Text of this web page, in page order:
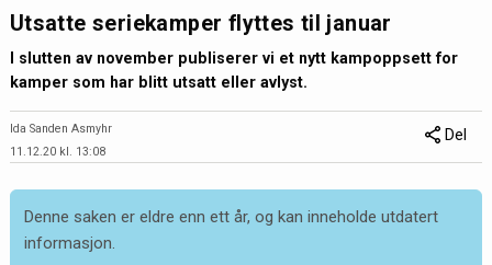
Utsatte seriekamper flyttes til januar
I slutten av november publiserer vi et nytt kampoppsett for
kamper som har blitt utsatt eller avlyst.
Ida Sanden Asmyhr
11.12.20 kl. 13:08
Del
Denne saken er eldre enn ett år, og kan inneholde utdatert
informasjon.